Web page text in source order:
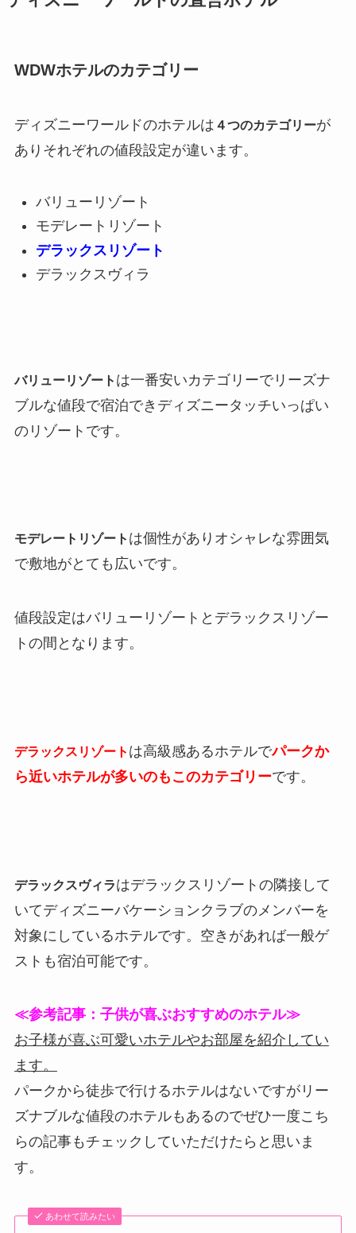
WDWホテルのカテゴリー
ディズニーワールドのホテルは ４つのカテゴリーが
ありそれぞれの値段設定が違います。
バリューリゾート
モデレートリゾート
デラックスリゾート
デラックスヴィラ
バリューリゾート は一番安いカテゴリーでリーズナ
ブルな値段で宿泊できディズニータッチいっぱい
のリゾートです。
モデレートリゾート は個性がありオシャレな雰囲気
で敷地がとても広いです。
値段設定はバリューリゾートとデラックスリゾー
トの間となります。
デラックスリゾート は高級感あるホテルでパークか
ら近いホテルが多いのもこのカテゴリーです。
デラックスヴィラはデラックスリゾートの隣接して
いてディズニーバケーションクラブのメンバーを
対象にしているホテルです。空きがあれば一般ゲ
ストも宿泊可能です。
≪参考記事：子供が喜ぶおすすめのホテル≫
お子様が喜ぶ可愛いホテルやお部屋を紹介してい
ます。
パークから徒歩で行けるホテルはないですがリー
ズナブルな値段のホテルもあるのでぜひ一度こち
らの記事もチェックしていただけたらと思いま
す。
あわせて読みたい